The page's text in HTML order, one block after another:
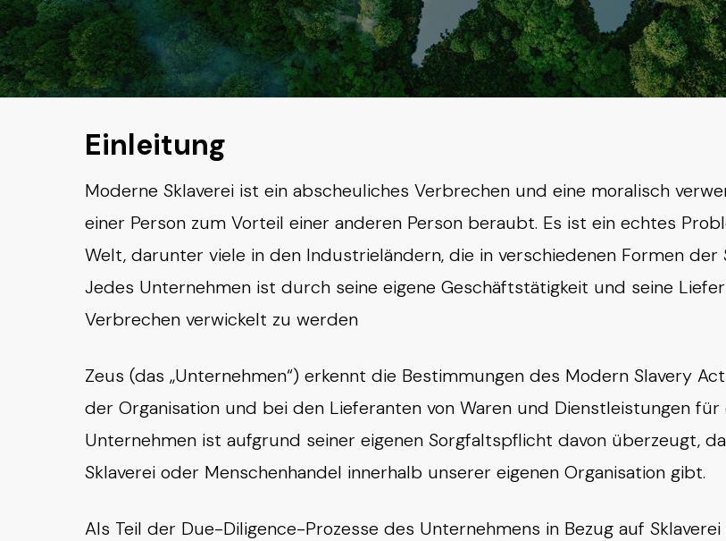
Einleitung
Moderne Sklaverei ist ein abscheuliches Verbrechen und eine moralisch
einer Person zum Vorteil einer anderen Person beraubt. Es ist ein echtes
Welt, darunter viele in den Industrieländern, die in verschiedenen Formen
Jedes Unternehmen ist durch seine eigene Geschäftstätigkeit und seine
Verbrechen verwickelt zu werden
Zeus (das „Unternehmen“) erkennt die Bestimmungen des Modern Slavery
der Organisation und bei den Lieferanten von Waren und Dienstleistungen für
Unternehmen ist aufgrund seiner eigenen Sorgfaltspflicht davon überzeugt,
Sklaverei oder Menschenhandel innerhalb unserer eigenen Organisation gibt.
Als Teil der Due-Diligence-Prozesse des Unternehmens in Bezug auf